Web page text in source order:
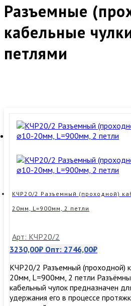
Разъемные
кабельные
петлями
КЧР20/2 Разъемный (проходной)
20мм, L=900мм, 2 петли
Арт: КЧР20/2
3230,00₽ Опт: 2746,00₽
КЧР20/2 Разъемный (проходной)
20мм, L=900мм, 2 петли
кабельный чулок предназначен
удержания его в процессе